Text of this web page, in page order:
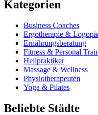
Kategorien
Business Coaches
Ergotherapie &
Ernährungsberatung
Fitness & Personal
Heilpraktiker
Massage & Wellness
Physiotherapeuten
Yoga & Pilates
Beliebte Städte